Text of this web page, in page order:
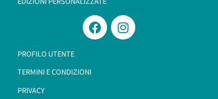
PROFILO UTENTE
TERMINI E CONDIZIONI
PRIVACY